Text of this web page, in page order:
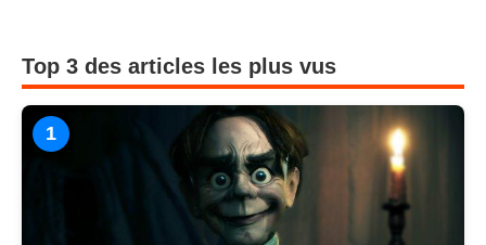
Top 3 des articles les plus vus
1